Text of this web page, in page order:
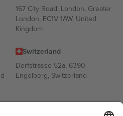
167 City Road, London, Greater
London, EC1V 1AW, United
Kingdom
Switzerland
Dorfstrasse 52a, 6390
Engelberg, Switzerland